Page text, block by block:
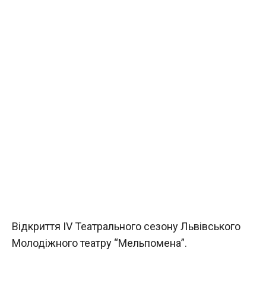
Відкриття IV Театрального сезону Львівського
Молодіжного театру “Мельпомена”.